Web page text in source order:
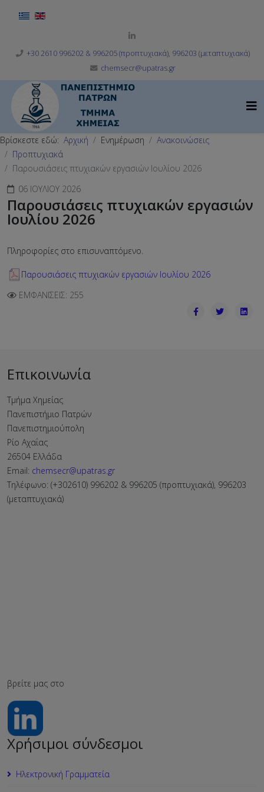
Επιλέξτε τη γλώσσα σας
+30 2610 996202 & 996205 (προπτυχιακά), 996203 (μεταπτυχιακά)
chemsecr@upatras.gr
Βρίσκεστε εδώ: Αρχική Ενημέρωση
Ανακοινώσεις
Προπτυχιακά
Παρουσιάσεις πτυχιακών εργασιών Ιουλίου 2026
06 ΙΟΥΛΊΟΥ 2026
Παρουσιάσεις πτυχιακών εργασιών
Ιουλίου 2026
Πληροφορίες στο επισυναπτόμενο.
Παρουσιάσεις πτυχιακών εργασιών Ιουλίου 2026
ΕΜΦΑΝΊΣΕΙΣ: 255
Επικοινωνία
Τμήμα Χημείας
Πανεπιστήμιο Πατρών
Πανεπιστημιούπολη
Ρίο Αχαΐας
26504 Ελλάδα
Email: chemsecr@upatras.gr
Τηλέφωνο: (+302610) 996202 & 996205 (προπτυχιακά), 996203
(μεταπτυχιακά)
βρείτε μας στο
Χρήσιμοι σύνδεσμοι
Ηλεκτρονική Γραμματεία